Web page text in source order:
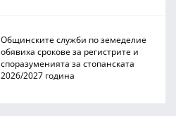
Общинските служби по земеделие
обявиха срокове за регистрите и
споразуменията за стопанската
2026/2027 година